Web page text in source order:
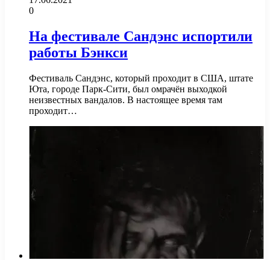
0
На фестивале Сандэнс испортили
работы Бэнкси
Фестиваль Сандэнс, который проходит в США, штате
Юта, городе Парк-Сити, был омрачён выходкой
неизвестных вандалов. В настоящее время там
проходит…